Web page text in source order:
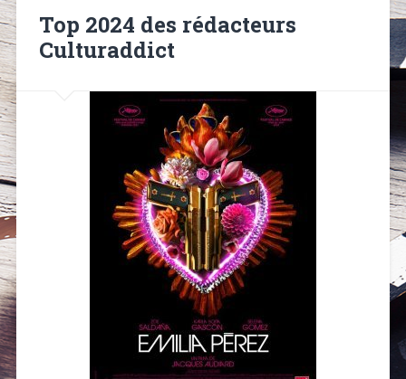
Top 2024 des rédacteurs
Culturaddict